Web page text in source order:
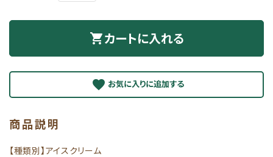
shopping_cartカートに入れる
favorite
商品説明
【種類別】アイスクリーム